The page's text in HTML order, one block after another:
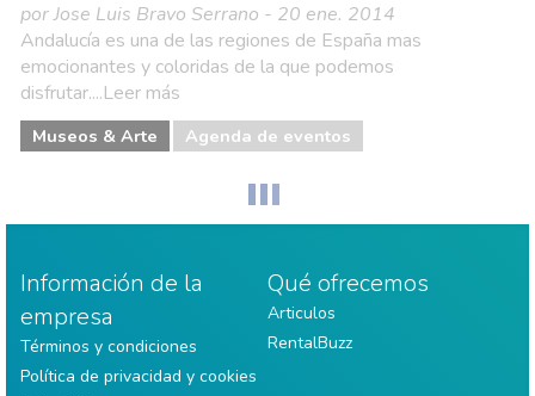
por Jose Luis Bravo Serrano - 20 ene. 2014
Andalucía es una de las regiones de España mas
emocionantes y coloridas de la que podemos
disfrutar....Leer más
Museos & Arte Agenda de eventos
Información de la
empresa
Términos y condiciones
Política de privacidad y cookies
Qué ofrecemos
Articulos
RentalBuzz